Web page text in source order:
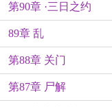
第90章 ·三日之约
89章 乱
第88章 关门
第87章 尸解